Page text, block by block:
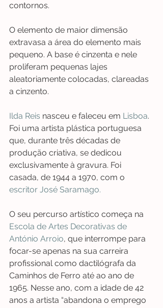
contornos.
O elemento de maior dimensão
extravasa a área do elemento mais
pequeno. A base é cinzenta e nele
proliferam pequenas lajes
aleatoriamente colocadas, clareadas
a cinzento.
Ilda Reis nasceu e faleceu em Lisboa.
Foi uma artista plástica portuguesa
que, durante três décadas de
produção criativa, se dedicou
exclusivamente à gravura. Foi
casada, de 1944 a 1970, com o
escritor José Saramago.
O seu percurso artístico começa na
Escola de Artes Decorativas de
António Arroio, que interrompe para
focar-se apenas na sua carreira
profissional como dactilógrafa da
Caminhos de Ferro até ao ano de
1965. Nesse ano, com a idade de 42
anos a artista “abandona o emprego